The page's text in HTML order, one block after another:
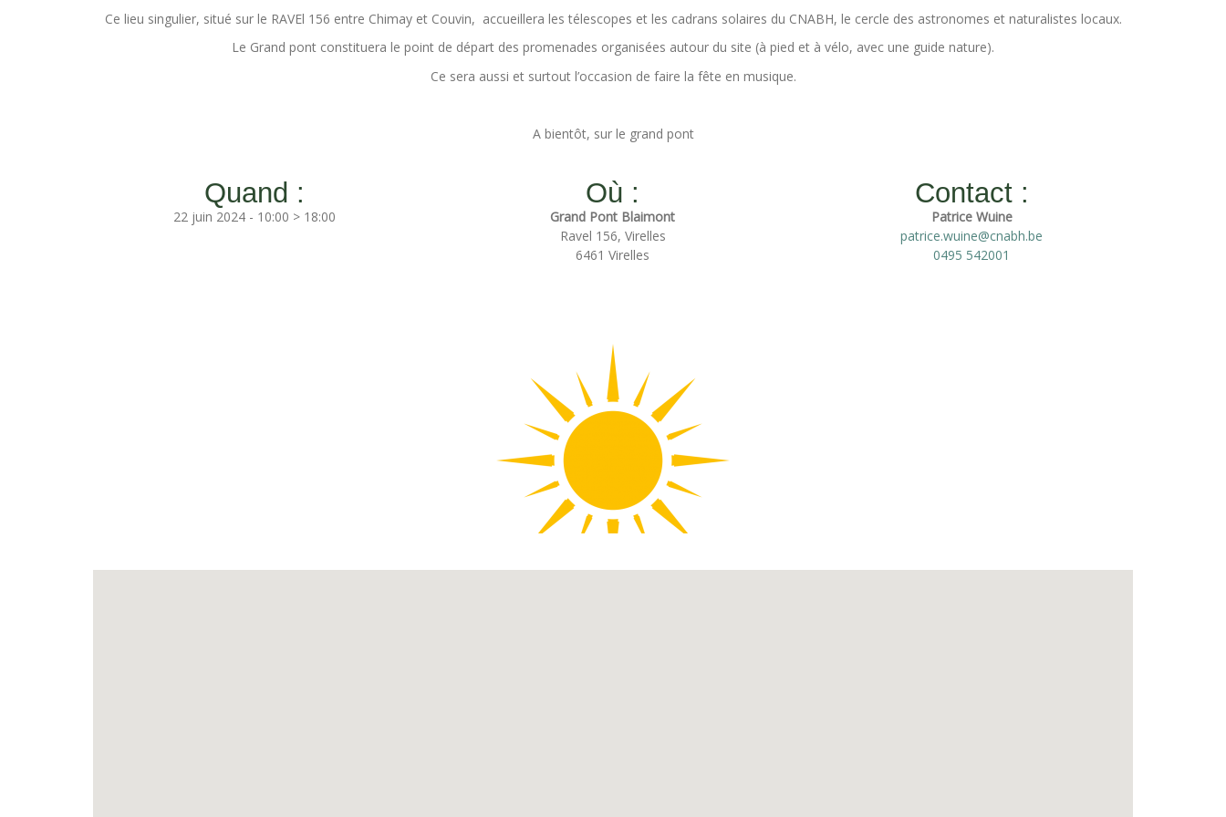
Ce lieu singulier, situé sur le RAVEl 156 entre Chimay et Couvin, accueillera les télescopes et les cadrans solaires du CNABH, le cercle des astronomes et naturalistes locaux.
Le Grand pont constituera le point de départ des promenades organisées autour du site (à pied et à vélo, avec une guide nature).
Ce sera aussi et surtout l’occasion de faire la fête en musique.
A bientôt, sur le grand pont
Quand :
22 juin 2024 - 10:00 > 18:00
Où :
Grand Pont Blaimont
Ravel 156, Virelles
6461 Virelles
Contact :
Patrice Wuine
patrice.wuine@cnabh.be
0495 542001